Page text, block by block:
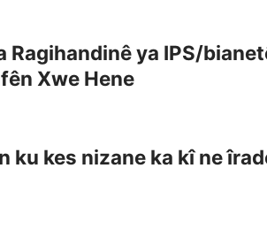
Ragihandinê ya IPS/
Xwe Hene
ku kes nizane ka kî ne